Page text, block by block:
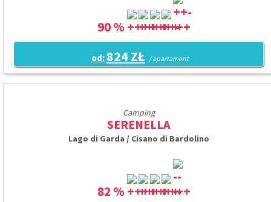
90 %
od: 824 ZŁ / apartament
Camping
SERENELLA
Lago di Garda / Cisano di Bardolino
82 %